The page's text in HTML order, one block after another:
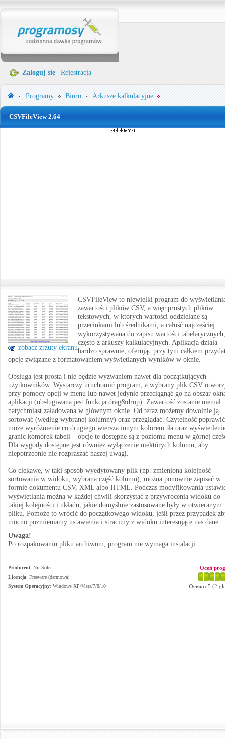
Zaloguj się Rejestracja
Programy Biuro Arkusze kalkulacyjne
CSVFileView 2.64
zobacz zrzuty ekranu
CSVFileView to niewielki program do
zawartości plików CSV, a więc prostych plików
tekstowych, w których wartości oddzielane są
przecinkami lub średnikami, a całość najczęściej
wykorzystywana do zapisu wartości tabelarycznych,
często z arkuszy kalkulacyjnych. Aplikacja działa
bardzo sprawnie, oferując przy tym całkiem
opcje związane z formatowaniem wyświetlanych wyników w oknie.
Obsługa jest prosta i nie będzie wyzwaniem nawet dla początkujących
użytkowników. Wystarczy uruchomić program, a wybrany plik CSV
przy pomocy opcji w menu lub nawet jedynie przeciągnąć go na obszar
aplikacji (obsługiwana jest funkcja drag&drop). Zawartość zostanie niemal
natychmiast załadowana w głównym oknie. Od teraz możemy dowolnie ją
sortować (według wybranej kolumny) oraz przeglądać. Czytelność poprawić
może wyróżnienie co drugiego wiersza innym kolorem tła oraz
granic komórek tabeli – opcje te dostępne są z poziomu menu w górnej
Dla wygody dostępne jest również wyłączenie niektórych kolumn, aby
niepotrzebnie nie rozpraszać naszej uwagi.
Co ciekawe, w taki sposób wyedytowany plik (np. zmieniona kolejność
sortowania w widoku, wybrana część kolumn), można ponownie zapisać w
formie dokumentu CSV, XML albo HTML. Podczas modyfikowania
wyświetlania można w każdej chwili skorzystać z przywrócenia widoku do
takiej kolejności i układu, jakie domyślnie zastosowane były w otwieranym
pliku. Pomoże to wrócić do początkowego widoku, jeśli przez przypadek
mocno pozmieniamy ustawienia i stracimy z widoku interesujące nas dane.
Uwaga!
Po rozpakowaniu pliku archiwum, program nie wymaga instalacji.
Producent: Nir Sofer
Licencja: Freeware (darmowa)
System Operacyjny: Windows XP/Vista/7/8/10
Oceń
Ocena: 5 (2